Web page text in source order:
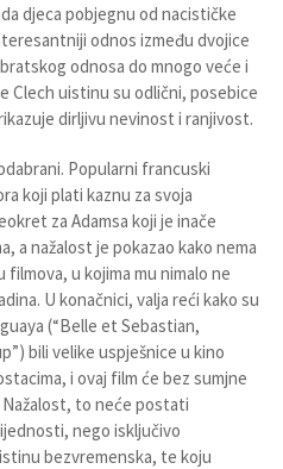
djeca pobjegnu od nacističke
odnos između dvojice
odnosa do mnogo veće i
Clech uistinu su odlični, posebice
dirljivu nevinost i ranjivost.
Popularni francuski
koji plati kaznu za svoja
za Adamsa koji je inače
a nažalost je pokazao kako nema
u kojima mu nimalo ne
U konačnici, valja reći kako su
(“Belle et Sebastian,
bili velike uspješnice u kino
i ovaj film će bez sumjne
to neće postati
nego isključivo
bezvremenska, te koju